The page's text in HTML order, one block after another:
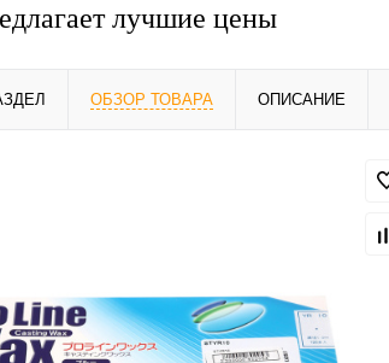
лучшие цены
ОБЗОР ТОВАРА ОПИСАНИЕ